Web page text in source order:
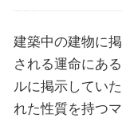
建築中の建物に
される運命にあ
ルに掲示してい
れた性質を持つ